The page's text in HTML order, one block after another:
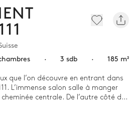
· 3 sdb · 185 m²
que l’on découvre en entrant dans
L’immense salon salle à manger
centrale. De l’autre côté des
aux allures moelleuses, dont les